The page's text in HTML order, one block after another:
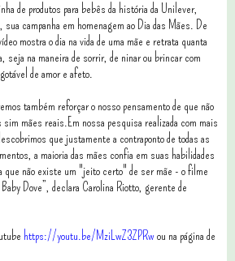
de produtos para bebês da história da Unilever,
campanha em homenagem ao Dia das Mães. De
mostra o dia na vida de uma mãe e retrata quanta
seja na maneira de sorrir, de ninar ou brincar com
de amor e afeto.
também reforçar o nosso pensamento de que não
mães reais.Em nossa pesquisa realizada com mais
que justamente a contraponto de todas as
a maioria das mães confia em suas habilidades
que não existe um "jeito certo" de ser mãe - o filme
Dove”, declara Carolina Riotto, gerente de
https://youtu.be/MziLwZ3ZPRwou na página de